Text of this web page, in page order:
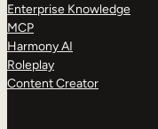
Enterprise Knowledge
MCP
Harmony AI
Roleplay
Content Creator